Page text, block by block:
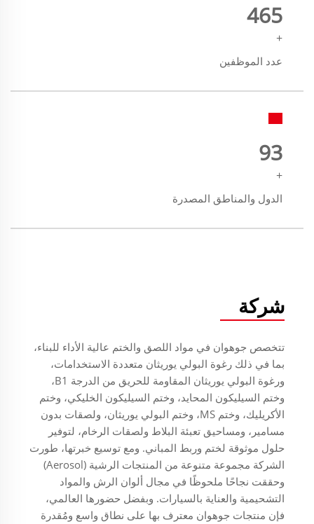
500
+
عدد الموظفين
100
+
الدول والمناطق المصدرة
شركة
تتخصص جوهوان في مواد اللصق والختم عالية الأداء للبناء،
بما في ذلك رغوة البولي يوريثان متعددة الاستخدامات،
ورغوة البولي يوريثان المقاومة للحريق من الدرجة B1،
وختم السيليكون المحايد، وختم السيليكون الخليكي، وختم
الأكريليك، وختم MS، وختم البولي يوريثان، ولصقات بدون
مسامير، ومساحيق تعبئة البلاط ولصقات الرخام، لتوفير
حلول موثوقة لختم وربط المباني. ومع توسيع خبرتها، طورت
الشركة مجموعة متنوعة من المنتجات الرشية (Aerosol)
وحققت نجاحًا ملحوظًا في مجال ألوان الرش والمواد
التشحيمية والعناية بالسيارات. وبفضل حضورها العالمي،
فإن منتجات جوهوان معترف بها على نطاق واسع ومُقدرة